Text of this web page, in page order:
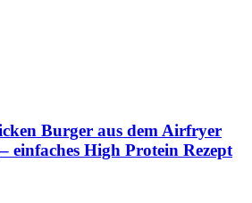
Burger aus dem Airfryer
einfaches High Protein Rezept